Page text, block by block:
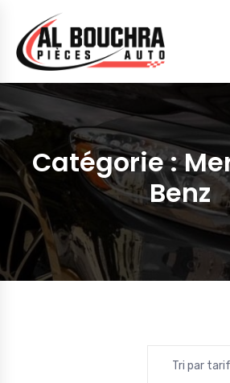
Catégorie :
Benz
Tri par